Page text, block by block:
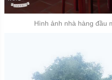
Hình ảnh nhà hàng đầu